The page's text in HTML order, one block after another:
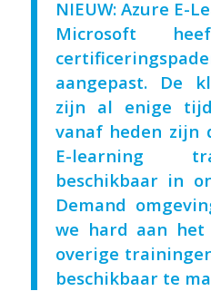
NIEUW: Azure E-
Microsoft
aangepast. De
zijn al enige
vanaf heden zijn
E-learning
beschikbaar in
Demand
we hard aan
overige
beschikbaar te